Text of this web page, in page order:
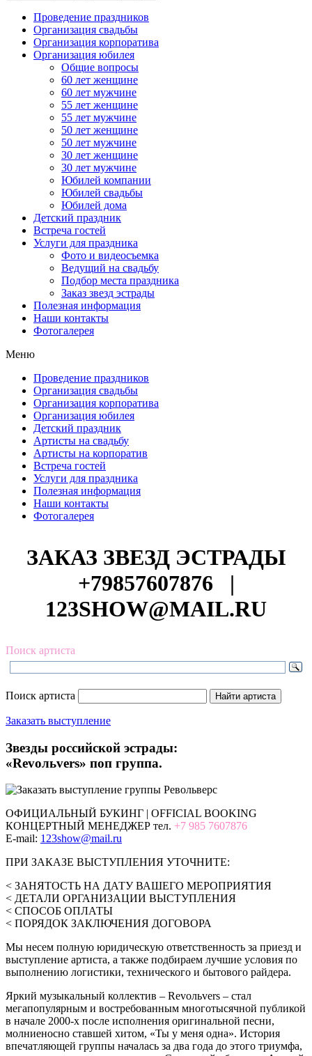
Проведение праздников
Организация свадьбы
Организация корпоратива
Организация юбилея
Общие вопросы
60 лет женщине
60 лет мужчине
55 лет женщине
55 лет мужчине
50 лет женщине
50 лет мужчине
30 лет женщине
30 лет мужчине
Юбилей компании
Юбилей свадьбы
Юбилей дома
Детский праздник
Встреча гостей
Услуги для праздника
Фото и видеосъемка
Ведущий на свадьбу
Подбор места праздника
Заказ звезд эстрады
Полезная информация
Наши контакты
Фотогалерея
Меню
Проведение праздников
Организация свадьбы
Организация корпоратива
Организация юбилея
Детский праздник
Артисты на свадьбу
Артисты на корпоратив
Встреча гостей
Услуги для праздника
Полезная информация
Наши контакты
Фотогалерея
ЗАКАЗ ЗВЕЗД ЭСТРАДЫ
+79857607876
|
123SHOW@MAIL.RU
Поиск артиста
Поиск артиста
Заказать выступление
Звезды российской эстрады:
«Revoльvers» поп группа.
ОФИЦИАЛЬНЫЙ БУКИНГ | OFFICIAL BOOKING
КОНЦЕРТНЫЙ МЕНЕДЖЕР тел. +7 985 7607876
E-mail: 123show@mail.ru
ПРИ ЗАКАЗЕ ВЫСТУПЛЕНИЯ УТОЧНИТЕ:
< ЗАНЯТОСТЬ НА ДАТУ ВАШЕГО МЕРОПРИЯТИЯ
< ДЕТАЛИ ОРГАНИЗАЦИИ ВЫСТУПЛЕНИЯ
< СПОСОБ ОПЛАТЫ
< ПОРЯДОК ЗАКЛЮЧЕНИЯ ДОГОВОРА
Мы несем полную юридическую ответственность за приезд и
выступление артиста, а также подбираем лучшие условия по
выполнению логистики, технического и бытового райдера.
Яркий музыкальный коллектив – Revoльvers – стал
мегапопулярным и востребованным многотысячной публикой
в начале 2000-х после исполнения оригинальной песни,
молниеносно ставшей хитом, «Ты у меня одна». История
впечатляющей группы началась за два года до этого триумфа,